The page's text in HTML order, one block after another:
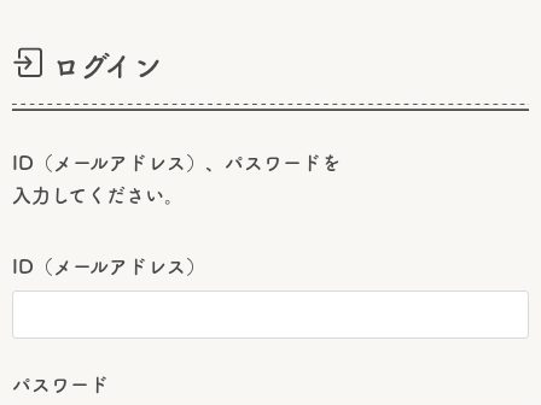
ログイン
ID（メールアドレス）、パスワードを
入力してください。
ID（メールアドレス）
パスワード